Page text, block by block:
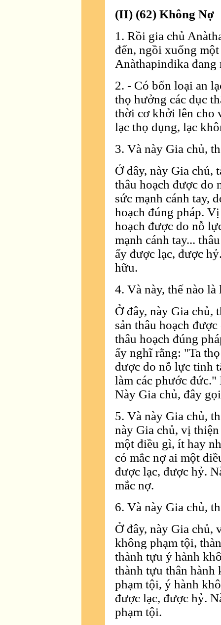
(II) (62) Không Nợ
1. Rồi gia chủ
đến, ngồi xuống
Anàthapindika đang
2. - Có bốn loại an
thọ hưởng các dục
thời cơ khởi lên cho
lạc thọ dụng, lạc
3. Và này Gia chủ,
Ở đây, này Gia chủ,
thâu hoạch được do
sức mạnh cánh tay,
hoạch đúng pháp.
hoạch được do nỗ
mạnh cánh tay...
ấy được lạc, được
hữu.
4. Và này, thế nào là
Ở đây, này Gia chủ,
sản thâu hoạch
thâu hoạch đúng
ấy nghĩ rằng: "Ta
được do nỗ lực tinh
làm các phước
Này Gia chủ, đây
5. Và này Gia chủ,
này Gia chủ, vị
một điều gì, ít hay
có mắc nợ ai một
được lạc, được hỷ.
mắc nợ.
6. Và này Gia chủ,
Ở đây, này Gia chủ,
không phạm tội,
thành tựu ý hành
thành tựu thân hành
phạm tội, ý hành
được lạc, được hỷ.
phạm tội.